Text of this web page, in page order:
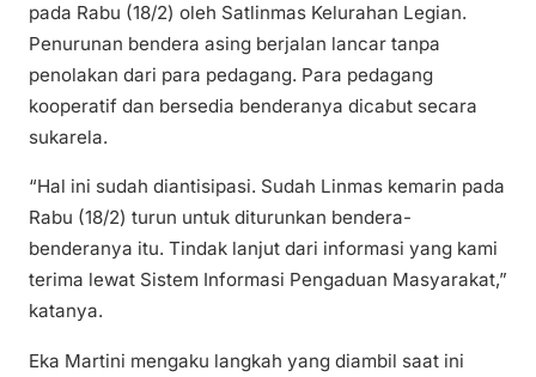
pada Rabu (18/2) oleh Satlinmas Kelurahan Legian.
Penurunan bendera asing berjalan lancar tanpa
penolakan dari para pedagang. Para pedagang
kooperatif dan bersedia benderanya dicabut secara
sukarela.
“Hal ini sudah diantisipasi. Sudah Linmas kemarin pada
Rabu (18/2) turun untuk diturunkan bendera-
benderanya itu. Tindak lanjut dari informasi yang kami
terima lewat Sistem Informasi Pengaduan Masyarakat,”
katanya.
Eka Martini mengaku langkah yang diambil saat ini